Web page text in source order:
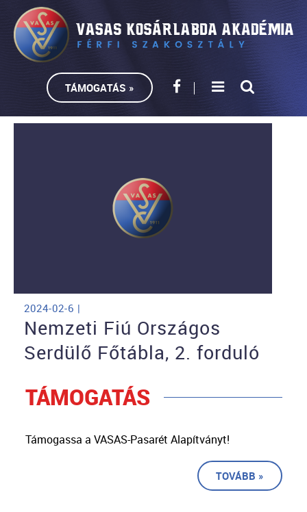
TÁMOGATÁS »
2024-02-6 |
Nemzeti Fiú Országos
Serdülő Főtábla, 2. forduló
TÁMOGATÁS
Támogassa a VASAS-Pasarét Alapítványt!
TOVÁBB »